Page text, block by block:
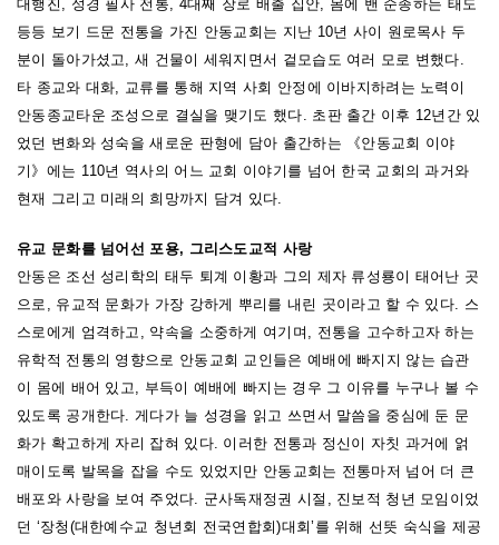
대행진, 성경 필사 전통, 4대째 장로 배출 집안, 몸에 밴 순종하는 태도
등등 보기 드문 전통을 가진 안동교회는 지난 10년 사이 원로목사 두
분이 돌아가셨고, 새 건물이 세워지면서 겉모습도 여러 모로 변했다.
타 종교와 대화, 교류를 통해 지역 사회 안정에 이바지하려는 노력이
안동종교타운 조성으로 결실을 맺기도 했다. 초판 출간 이후 12년간 있
었던 변화와 성숙을 새로운 판형에 담아 출간하는 《안동교회 이야
기》에는 110년 역사의 어느 교회 이야기를 넘어 한국 교회의 과거와
현재 그리고 미래의 희망까지 담겨 있다.
유교 문화를 넘어선 포용, 그리스도교적 사랑
안동은 조선 성리학의 태두 퇴계 이황과 그의 제자 류성룡이 태어난 곳
으로, 유교적 문화가 가장 강하게 뿌리를 내린 곳이라고 할 수 있다. 스
스로에게 엄격하고, 약속을 소중하게 여기며, 전통을 고수하고자 하는
유학적 전통의 영향으로 안동교회 교인들은 예배에 빠지지 않는 습관
이 몸에 배어 있고, 부득이 예배에 빠지는 경우 그 이유를 누구나 볼 수
있도록 공개한다. 게다가 늘 성경을 읽고 쓰면서 말씀을 중심에 둔 문
화가 확고하게 자리 잡혀 있다. 이러한 전통과 정신이 자칫 과거에 얽
매이도록 발목을 잡을 수도 있었지만 안동교회는 전통마저 넘어 더 큰
배포와 사랑을 보여 주었다. 군사독재정권 시절, 진보적 청년 모임이었
던 ‘장청(대한예수교 청년회 전국연합회)대회’를 위해 선뜻 숙식을 제공